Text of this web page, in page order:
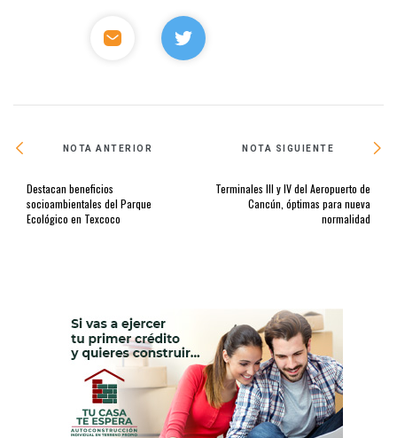
NOTA ANTERIOR
Destacan beneficios
socioambientales del Parque
Ecológico en Texcoco
NOTA SIGUIENTE
Terminales III y IV del Aeropuerto de
Cancún, óptimas para nueva
normalidad